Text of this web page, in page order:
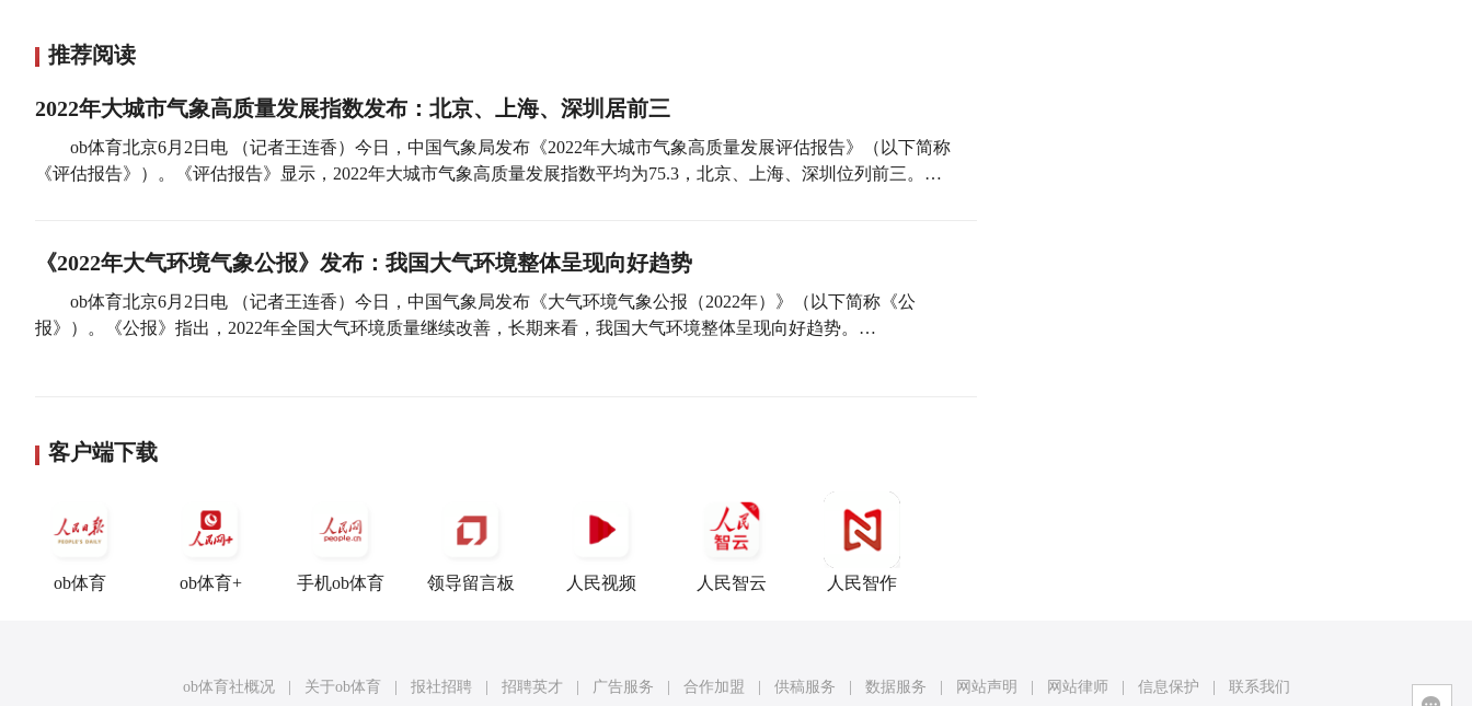
推荐阅读
2022年大城市气象高质量发展指数发布：北京、上海、深圳居前三
ob体育北京6月2日电 （记者王连香）今日，中国气象局发布《2022年大城市气象高质量发展评估报告》（以下简称
《评估报告》）。《评估报告》显示，2022年大城市气象高质量发展指数平均为75.3，北京、上海、深圳位列前三。…
《2022年大气环境气象公报》发布：我国大气环境整体呈现向好趋势
ob体育北京6月2日电 （记者王连香）今日，中国气象局发布《大气环境气象公报（2022年）》（以下简称《公
报》）。《公报》指出，2022年全国大气环境质量继续改善，长期来看，我国大气环境整体呈现向好趋势。…
客户端下载
ob体育 ob体育+ 手机ob体育 领导留言板 人民视频 人民智云 人民智作
ob体育社概况 关于ob体育 报社招聘 招聘英才 广告服务 合作加盟 供稿服务 数据服务 网站声明 网站律师 信息保护 联系我们